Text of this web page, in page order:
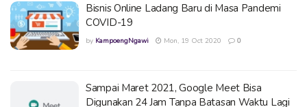
Bisnis Online Ladang Baru di Masa Pandemi
COVID-19
by KampoengNgawi Mon, 19 Oct 2020 0
Sampai Maret 2021, Google Meet Bisa
Digunakan 24 Jam Tanpa Batasan Waktu Lagi